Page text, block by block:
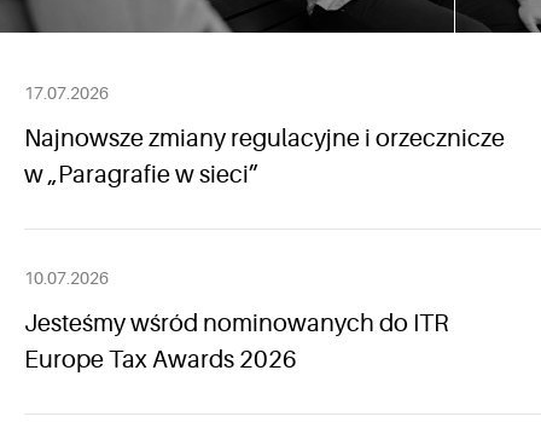
17.07.2026
Najnowsze zmiany regulacyjne i orzecznicze
w „Paragrafie w sieci”
10.07.2026
Jesteśmy wśród nominowanych do ITR
Europe Tax Awards 2026